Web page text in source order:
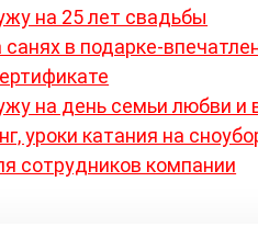
на 25 лет свадьбы
санях в подарке-
на день семьи любви и
уроки катания на
сотрудников компании